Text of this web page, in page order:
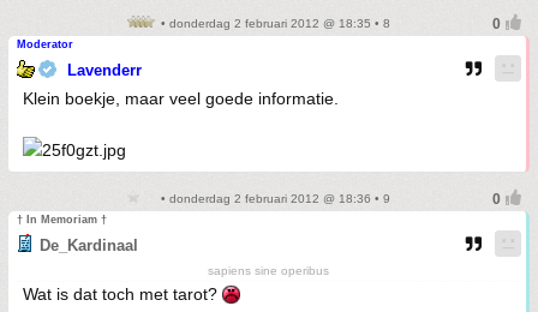
• donderdag 2 februari 2012 @ 18:35 • 8
Moderator
Lavenderr
Klein boekje, maar veel goede informatie.
• donderdag 2 februari 2012 @ 18:36 • 9
† In Memoriam †
De_Kardinaal
sapiens sine operibus
Wat is dat toch met tarot?